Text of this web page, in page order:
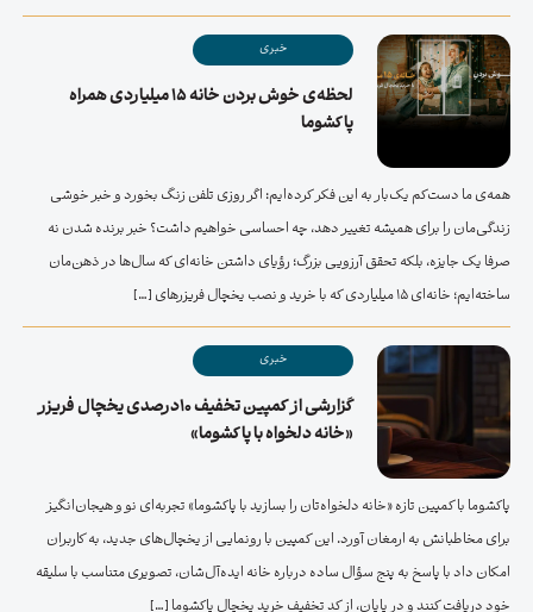
خبری
لحظه‌ی خوش بردن خانه ۱۵ میلیاردی همراه
پاکشوما
همه‌ی ما دست‌کم یک‌بار به این فکر کرده‌ایم: اگر روزی تلفن زنگ بخورد و خبر خوشی
زندگی‌مان را برای همیشه تغییر دهد، چه احساسی خواهیم داشت؟ خبر برنده شدن نه
صرفا یک جایزه، بلکه تحقق آرزویی بزرگ؛ رؤیای داشتن خانه‌ای که سال‌ها در ذهن‌مان
ساخته‌ایم؛ خانه‌ای 15 میلیاردی که با خرید و نصب یخچال فریزرهای […]
خبری
گزارشی از کمپین تخفیف 10درصدی یخچال فریزر
«خانه دلخواه با پاکشوما»
پاکشوما با کمپین تازه «خانه دلخواه‌تان را بسازید با پاکشوما» تجربه‌ای نو و هیجان‌انگیز
برای مخاطبانش به ارمغان آورد. این کمپین با رونمایی از یخچال‌های جدید، به کاربران
امکان داد با پاسخ به پنج سؤال ساده درباره خانه ایده‌آل‌شان، تصویری متناسب با سلیقه